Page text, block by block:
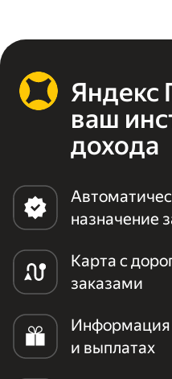
Яндекс
ваш
дохода
назначение
Карта с
заказами
Информация
и выплатах